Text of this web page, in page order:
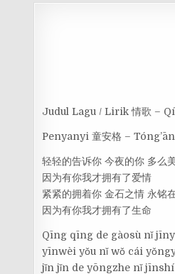
Judul Lagu / Lirik 情歌 –
Penyanyi 童安格 –
轻轻的告诉你 今夜的你 多么
因为有你我才拥有了爱情
紧紧的拥着你 金石之情 永铭
因为有你我才拥有了生命
Qīng qīng de gàosù nǐ
yīnwèi yǒu nǐ wǒ cái
jǐn jǐn de yōngzhe nǐ